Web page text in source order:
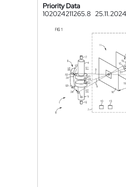
Priority Data
102024211265.8 25.11.2024